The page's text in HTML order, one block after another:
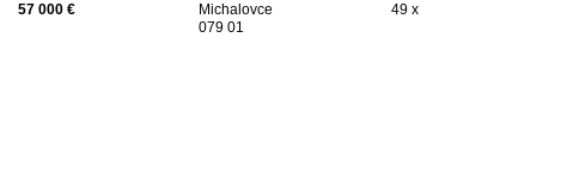
57 000 €
Michalovce
079 01
49 x